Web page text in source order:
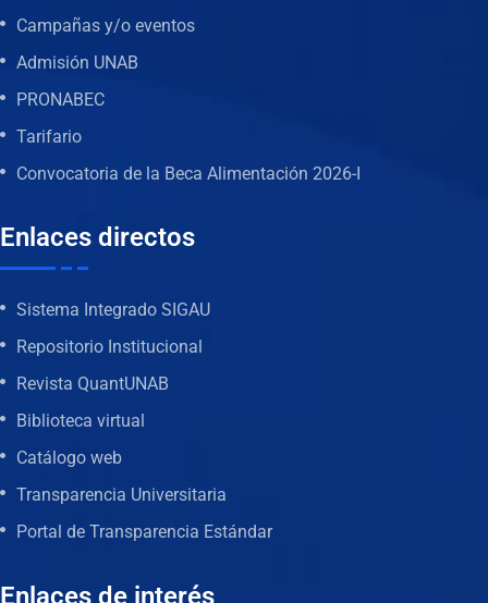
Campañas y/o eventos
Admisión UNAB
PRONABEC
Tarifario
Convocatoria de la Beca Alimentación 2026-I
Enlaces directos
Sistema Integrado SIGAU
Repositorio Institucional
Revista QuantUNAB
Biblioteca virtual
Catálogo web
Transparencia Universitaria
Portal de Transparencia Estándar
Enlaces de interés